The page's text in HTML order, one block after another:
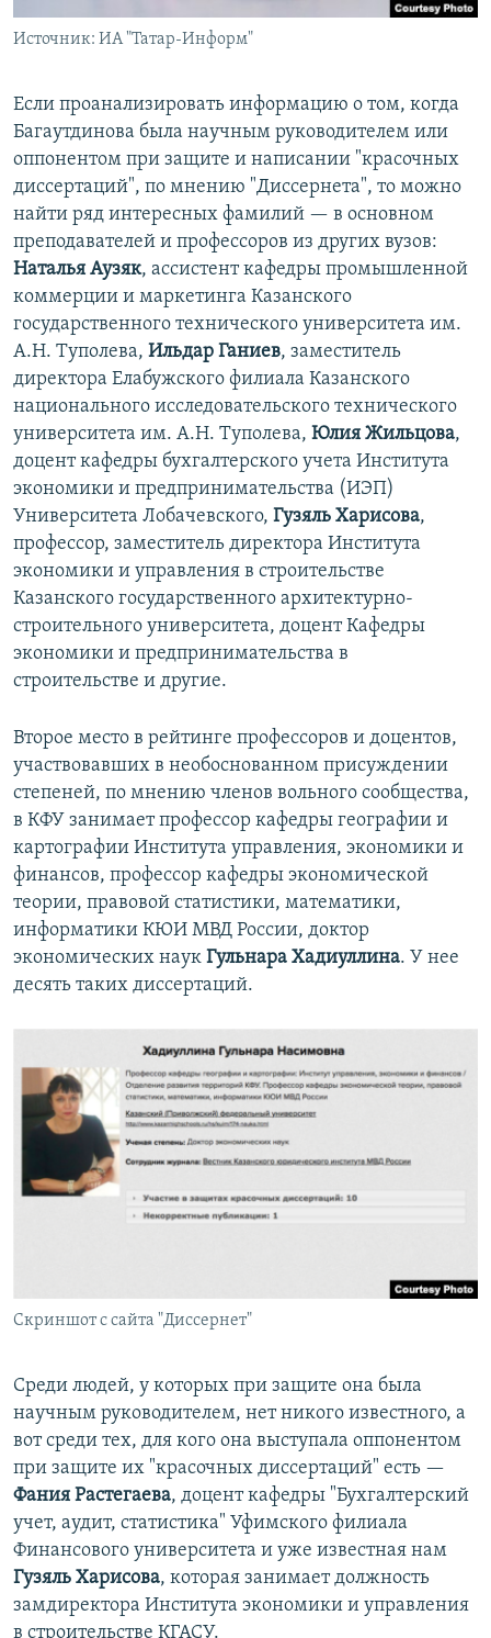
Источник: ИА "Татар-Информ"
Если проанализировать информацию о том, когда
Багаутдинова была научным руководителем или
оппонентом при защите и написании "красочных
диссертаций", по мнению "Диссернета", то можно
найти ряд интересных фамилий — в основном
преподавателей и профессоров из других вузов:
Наталья Аузяк, ассистент кафедры промышленной
коммерции и маркетинга Казанского
государственного технического университета им.
А.Н. Туполева, Ильдар Ганиев, заместитель
директора Елабужского филиала Казанского
национального исследовательского технического
университета им. А.Н. Туполева, Юлия Жильцова,
доцент кафедры бухгалтерского учета Института
экономики и предпринимательства (ИЭП)
Университета Лобачевского, Гузяль Харисова,
профессор, заместитель директора Института
экономики и управления в строительстве
Казанского государственного архитектурно-
строительного университета, доцент Кафедры
экономики и предпринимательства в
строительстве и другие.
Второе место в рейтинге профессоров и доцентов,
участвовавших в необоснованном присуждении
степеней, по мнению членов вольного сообщества,
в КФУ занимает профессор кафедры географии и
картографии Института управления, экономики и
финансов, профессор кафедры экономической
теории, правовой статистики, математики,
информатики КЮИ МВД России, доктор
экономических наук Гульнара Хадиуллина. У нее
десять таких диссертаций.
Скриншот с сайта "Диссернет"
Среди людей, у которых при защите она была
научным руководителем, нет никого известного, а
вот среди тех, для кого она выступала оппонентом
при защите их "красочных диссертаций" есть —
Фания Растегаева, доцент кафедры "Бухгалтерский
учет, аудит, статистика" Уфимского филиала
Финансового университета и уже известная нам
Гузяль Харисова, которая занимает должность
замдиректора Института экономики и управления
в строительстве КГАСУ.